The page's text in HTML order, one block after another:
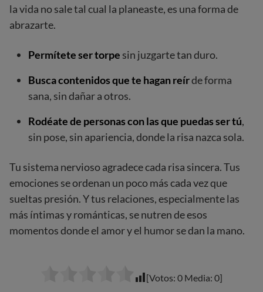
la vida no sale tal cual la planeaste, es una forma de
abrazarte.
Permítete ser torpe sin juzgarte tan duro.
Busca contenidos que te hagan reírde forma
sana, sin dañar a otros.
Rodéate de personas con las que puedas ser tú,
sin pose, sin apariencia, donde la risa nazca sola.
Tu sistema nervioso agradece cada risa sincera. Tus
emociones se ordenan un poco más cada vez que
sueltas presión. Y tus relaciones, especialmente las
más íntimas y románticas, se nutren de esos
momentos donde el amor y el humor se dan la mano.
[Votos: 0 Media: 0]